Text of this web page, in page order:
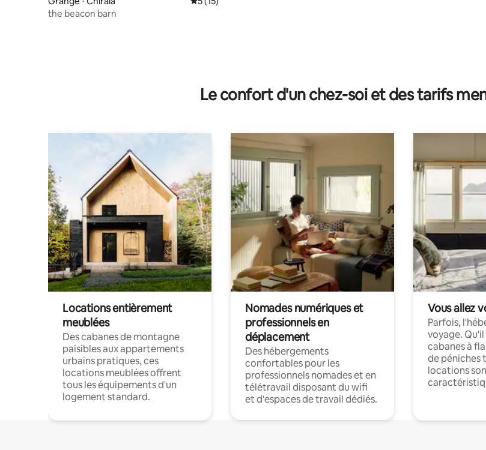
the beacon barn
Le confort d'un chez-soi et des tarifs
Locations entièrement
meublées
Des cabanes de montagne
paisibles aux appartements
urbains pratiques, ces
locations meublées offrent
tous les équipements d'un
logement standard.
Nomades numériques et
professionnels en
déplacement
Des hébergements
confortables pour les
professionnels nomades et en
télétravail disposant du wifi
et d'espaces de travail dédiés.
Vous allez
Parfois,
voyage. Qu'il
cabanes à
de péniches
locations